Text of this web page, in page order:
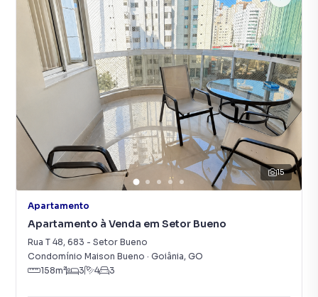
15
Apartamento
Apartamento à Venda em Setor Bueno
Rua T 48, 683 - Setor Bueno
Condomínio Maison Bueno · Goiânia, GO
158m² 3 4 3